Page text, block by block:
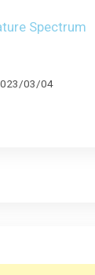
Spectrum
03/04